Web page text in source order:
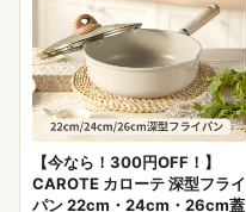
【今なら！300円OFF！】
CAROTE カローテ 深型フライ
パン 22cm・24cm・26cm蓋